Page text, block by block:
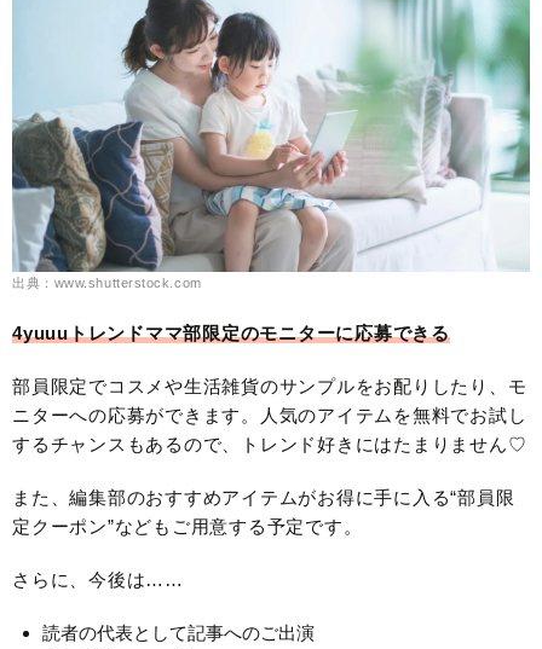
出典：www.shutterstock.com
4yuuuトレンドママ部限定のモニターに応募できる
部員限定でコスメや生活雑貨のサンプルをお配りしたり、モ
ニターへの応募ができます。人気のアイテムを無料でお試し
するチャンスもあるので、トレンド好きにはたまりません♡
また、編集部のおすすめアイテムがお得に手に入る“部員限
定クーポン”などもご用意する予定です。
さらに、今後は……
読者の代表として記事へのご出演